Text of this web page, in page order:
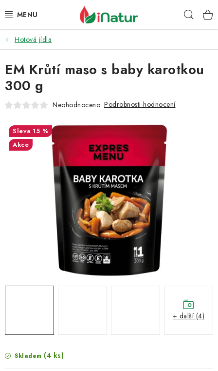
na
POTRAVINY
OŘECHY A SUŠENÉ PLODY
SNACKY
EKO DROGERIE A KOSMETIKA
DOPRAVA A PLATBA
VELKOOBCHOD
Hotová jídla
Skladem (4 ks)
EM Krůtí maso s baby karotkou
300 g
Neohodnoceno Podrobnosti hodnocení
15 %
Akce
+ další (4)